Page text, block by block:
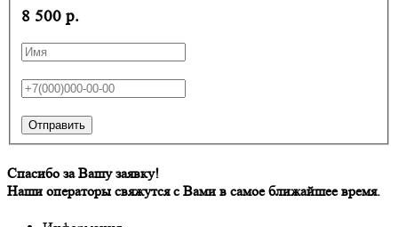
8 500 р.
Отправить
Спасибо за Вашу заявку!
Наши операторы свяжутся с Вами в самое ближайшее время.